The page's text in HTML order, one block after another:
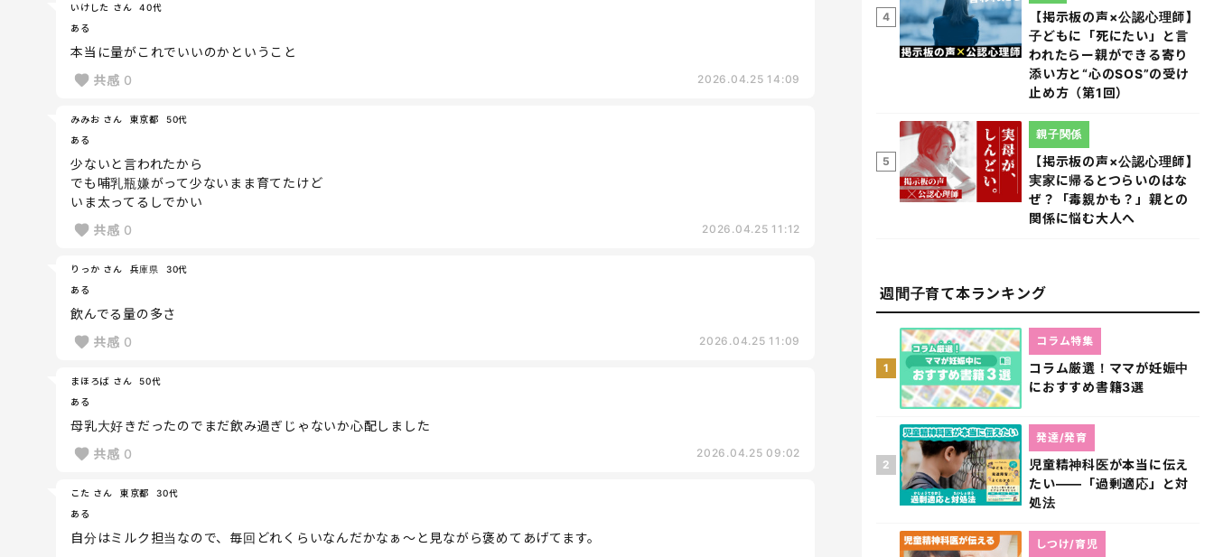
いけした さん
40代
ある
本当に量がこれでいいのかということ
共感 0 2026.04.25 14:09
みみお さん 東京都
50代
ある
少ないと言われたから
でも哺乳瓶嫌がって少ないまま育てたけど
いま太ってるしでかい
共感 0 2026.04.25 11:12
りっか さん 兵庫県
30代
ある
飲んでる量の多さ
共感 0 2026.04.25 11:09
まほろば さん
50代
ある
母乳大好きだったのでまだ飲み過ぎじゃないか心配しました
共感 0 2026.04.25 09:02
こた さん 東京都
30代
ある
自分はミルク担当なので、毎回どれくらいなんだかなぁ～と見ながら褒めてあげてます。
4
【掲示板の声×公認心理師】
子どもに「死にたい」と言
われたらー親ができる寄り
添い方と“心のSOS”の受け
止め方（第1回）
5
【掲示板の声×公認心理師】
実家に帰るとつらいのはな
ぜ？「毒親かも？」親との
関係に悩む大人へ
親子関係
週間子育て本ランキング
1
コラム厳選！ママが妊娠中
におすすめ書籍3選
コラム特集
2
児童精神科医が本当に伝え
たい――「過剰適応」と対
処法
発達/発育
しつけ/育児